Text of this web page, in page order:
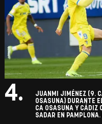
4.
JUANMI JIMÉNEZ (9.
OSASUNA) DURANTE
CA OSASUNA Y CÁDIZ
SADAR EN